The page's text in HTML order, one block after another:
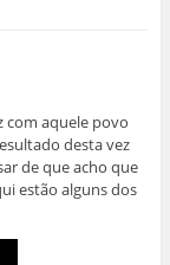
com aquele povo
desta vez
de que acho que
estão alguns dos